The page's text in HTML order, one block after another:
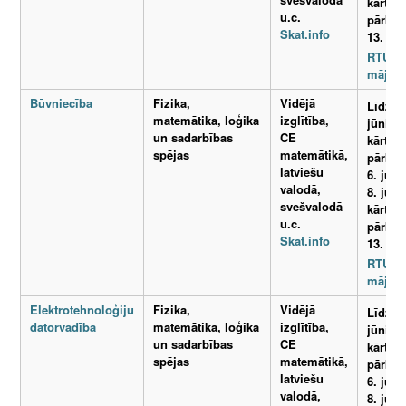
u.c.
Skat.info
13.
RTU
Būvniecība
Fizika,
matemātika, loģika
un sadarbības
spējas
Vidējā
izglītība,
CE
matemātikā,
latviešu
valodā,
svešvalodā
u.c.
Skat.info
Līdz 1.
kārtos
6.
8.
kārtos
13.
RTU
Elektrotehnoloģiju
datorvadība
Fizika,
matemātika, loģika
un sadarbības
spējas
Vidējā
izglītība,
CE
matemātikā,
latviešu
valodā,
Līdz 1.
kārtos
6.
8.